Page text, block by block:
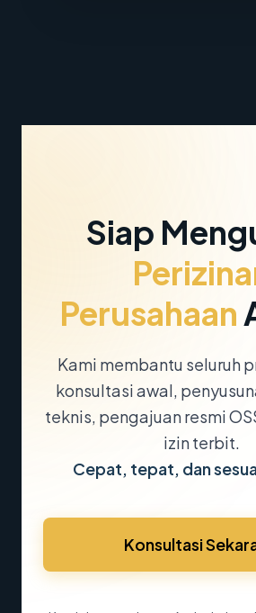
Siap
Perusahaan
Kami membantu seluruh
konsultasi awal,
teknis, pengajuan resmi
izin terbit.
Cepat, tepat, dan
Konsultasi